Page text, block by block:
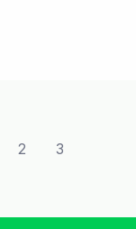
2 3